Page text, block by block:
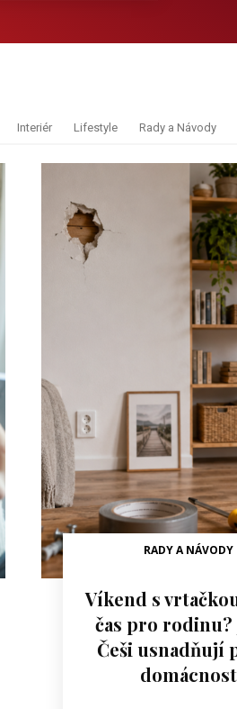
Interiér Lifestyle Rady a Návody
RADY A NÁVODY
Víkend s
čas pro rodinu?
Češi usnadňují
domácnost